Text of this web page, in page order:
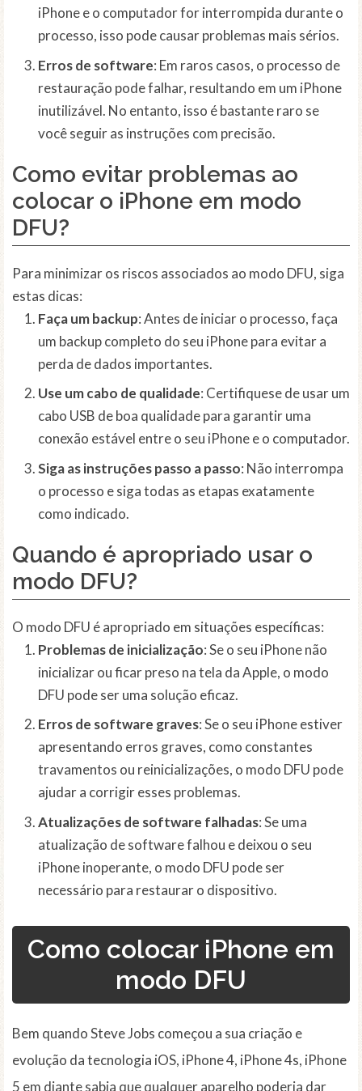
iPhone e o computador for interrompida durante o
processo, isso pode causar problemas mais sérios.
Erros de software: Em raros casos, o processo de
restauração pode falhar, resultando em um iPhone
inutilizável. No entanto, isso é bastante raro se
você seguir as instruções com precisão.
Como evitar problemas ao
colocar o iPhone em modo
DFU?
Para minimizar os riscos associados ao modo DFU, siga
estas dicas:
Faça um backup: Antes de iniciar o processo, faça
um backup completo do seu iPhone para evitar a
perda de dados importantes.
Use um cabo de qualidade: Certifiquese de usar um
cabo USB de boa qualidade para garantir uma
conexão estável entre o seu iPhone e o computador.
Siga as instruções passo a passo: Não interrompa
o processo e siga todas as etapas exatamente
como indicado.
Quando é apropriado usar o
modo DFU?
O modo DFU é apropriado em situações específicas:
Problemas de inicialização: Se o seu iPhone não
inicializar ou ficar preso na tela da Apple, o modo
DFU pode ser uma solução eficaz.
Erros de software graves: Se o seu iPhone estiver
apresentando erros graves, como constantes
travamentos ou reinicializações, o modo DFU pode
ajudar a corrigir esses problemas.
Atualizações de software falhadas: Se uma
atualização de software falhou e deixou o seu
iPhone inoperante, o modo DFU pode ser
necessário para restaurar o dispositivo.
Como colocar iPhone em
modo DFU
Bem quando Steve Jobs começou a sua criação e
evolução da tecnologia iOS, iPhone 4, iPhone 4s, iPhone
5 em diante sabia que qualquer aparelho poderia dar